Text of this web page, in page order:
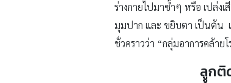
ร่างกายไปมาซ้ำๆ หรือ เปล่ง
มุมปาก และ ขยิบตา เป็นต้น
ชั่วคราวว่า “กลุ่มอาการคล้าย
ลููกติ